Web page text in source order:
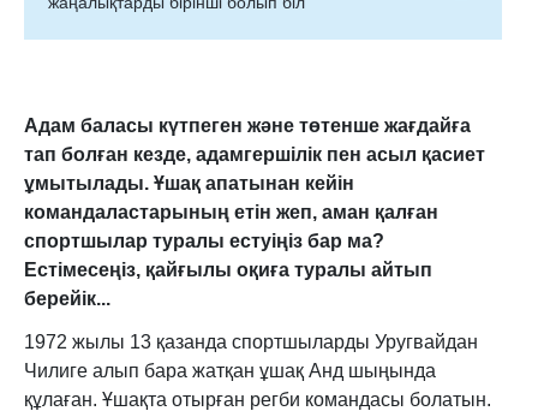
Адам баласы күтпеген және төтенше жағдайға
тап болған кезде, адамгершілік пен асыл қасиет
ұмытылады. Ұшақ апатынан кейін
командаластарының етін жеп, аман қалған
спортшылар туралы естуіңіз бар ма?
Естімесеңіз, қайғылы оқиға туралы айтып
берейік...
1972 жылы 13 қазанда спортшыларды Уругвайдан
Чилиге алып бара жатқан ұшақ Анд шыңында
құлаған. Ұшақта отырған регби командасы болатын.